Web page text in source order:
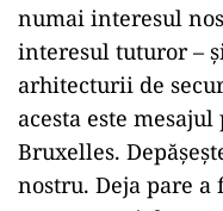
numai interesul
interesul tuturor –
arhitecturii de
acesta este
Bruxelles.
nostru. Deja pare